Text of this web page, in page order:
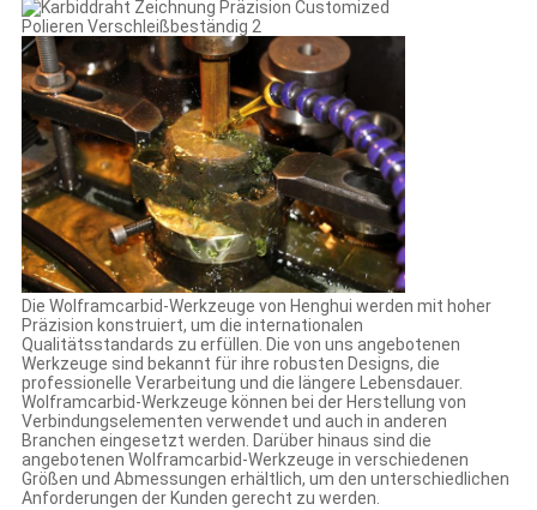
Die Wolframcarbid-Werkzeuge von Henghui werden mit hoher
Präzision konstruiert, um die internationalen
Qualitätsstandards zu erfüllen. Die von uns angebotenen
Werkzeuge sind bekannt für ihre robusten Designs, die
professionelle Verarbeitung und die längere Lebensdauer.
Wolframcarbid-Werkzeuge können bei der Herstellung von
Verbindungselementen verwendet und auch in anderen
Branchen eingesetzt werden. Darüber hinaus sind die
angebotenen Wolframcarbid-Werkzeuge in verschiedenen
Größen und Abmessungen erhältlich, um den unterschiedlichen
Anforderungen der Kunden gerecht zu werden.